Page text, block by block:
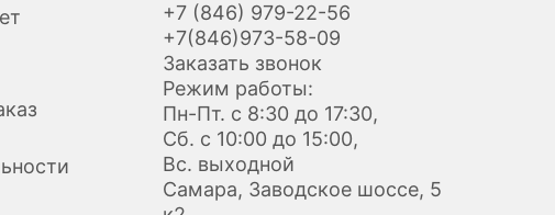
+7 (846) 979-22-56
+7(846)973-58-09
Заказать звонок
Режим работы:
Пн-Пт. с 8:30 до 17:30,
Сб. с 10:00 до 15:00,
Вс. выходной
Самара, Заводское шоссе, 5